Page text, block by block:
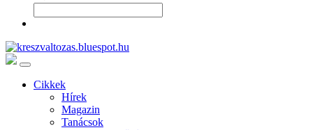
Cikkek
Hírek
Magazin
Tanácsok